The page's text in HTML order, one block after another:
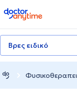
doctoranytime
Βρες ειδικό